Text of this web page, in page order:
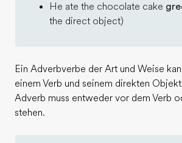
He ate the chocolate cake
the direct object)
Ein Adverbverbe der Art und Weise
einem Verb und seinem direkten
Adverb muss entweder vor dem Verb
stehen.